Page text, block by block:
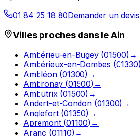
01 84 25 18 80Demander un
Villes proches dans leAin
Ambérieu-en-Bugey (01500) →
Ambérieux-en-Dombes (01330)
Ambléon (01300) →
Ambronay (01500) →
Ambutrix (01500) →
Andert-et-Condon (01300) →
Anglefort (01350) →
Apremont (01100) →
Aranc (01110) →